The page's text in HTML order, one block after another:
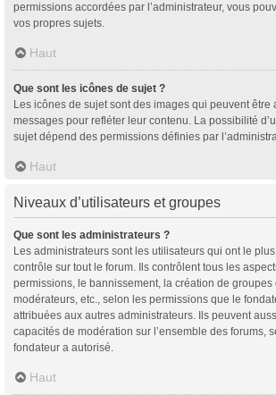
permissions accordées par l’administrateur, vous
vos propres sujets.
Haut
Que sont les icônes de sujet ?
Les icônes de sujet sont des images qui peuvent être
messages pour refléter leur contenu. La possibilité
sujet dépend des permissions définies par
Haut
Niveaux d’utilisateurs et groupes
Que sont les administrateurs ?
Les administrateurs sont les utilisateurs qui ont le
contrôle sur tout le forum. Ils contrôlent tous les
permissions, le bannissement, la création de groupes
modérateurs, etc., selon les permissions que le
attribuées aux autres administrateurs. Ils peuvent
capacités de modération sur l’ensemble des forums,
fondateur a autorisé.
Haut